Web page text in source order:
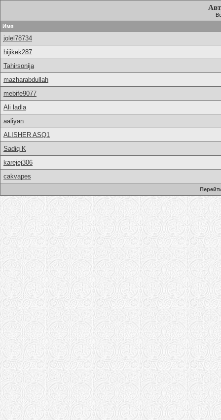
Имя
jolel78734
hijikek287
Tahirsonija
mazharabdullah
mebife9077
Ali ladla
aaliyan
ALISHER ASQ1
Sadiq K
karejej306
cakvapes